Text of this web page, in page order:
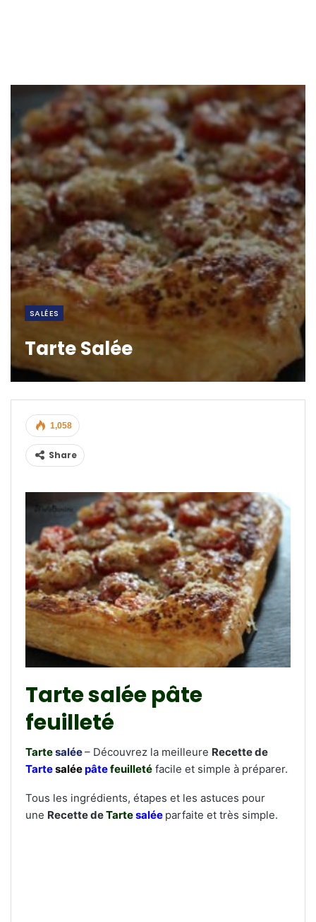
SALÉES
Tarte Salée
1,058
Share
Tarte salée pâte
feuilleté
Tartesalée– Découvrez la meilleure Recette de
Tartesaléepâtefeuilleté facile et simple à préparer.
Tous les ingrédients, étapes et les astuces pour
une Recette deTartesalée parfaite et très simple.